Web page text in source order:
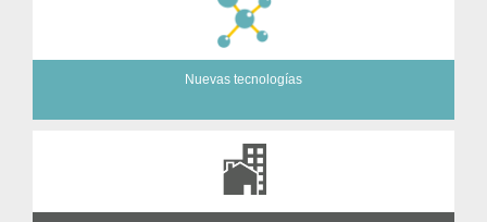
Nuevas tecnologías